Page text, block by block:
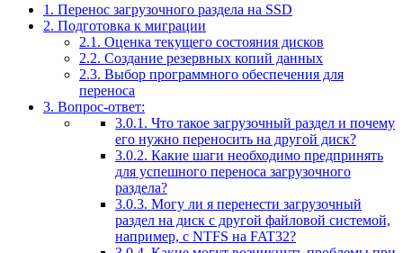
1. Перенос загрузочного раздела на SSD
2. Подготовка к миграции
2.1. Оценка текущего состояния дисков
2.2. Создание резервных копий данных
2.3. Выбор программного обеспечения для
переноса
3. Вопрос-ответ:
3.0.1. Что такое загрузочный раздел и почему
его нужно переносить на другой диск?
3.0.2. Какие шаги необходимо предпринять
для успешного переноса загрузочного
раздела?
3.0.3. Могу ли я перенести загрузочный
раздел на диск с другой файловой системой,
например, с NTFS на FAT32?